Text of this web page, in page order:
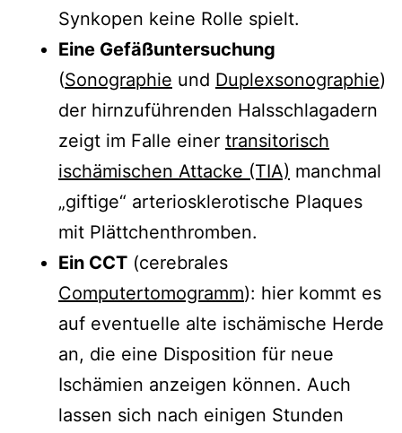
Synkopen keine Rolle spielt.
Eine Gefäßuntersuchung
(Sonographie und Duplexsonographie)
der hirnzuführenden Halsschlagadern
zeigt im Falle einer transitorisch
ischämischen Attacke (TIA) manchmal
„giftige“ arteriosklerotische Plaques
mit Plättchenthromben.
Ein CCT (cerebrales
Computertomogramm): hier kommt es
auf eventuelle alte ischämische Herde
an, die eine Disposition für neue
Ischämien anzeigen können. Auch
lassen sich nach einigen Stunden